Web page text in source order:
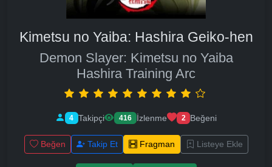
Kimetsu no Yaiba: Hashira Geiko-hen
Demon Slayer: Kimetsu no Yaiba
Hashira Training Arc
4 Takipçi 416 İzlenme 2 Beğeni
Beğen Takip Et Fragman Listeye Ekle